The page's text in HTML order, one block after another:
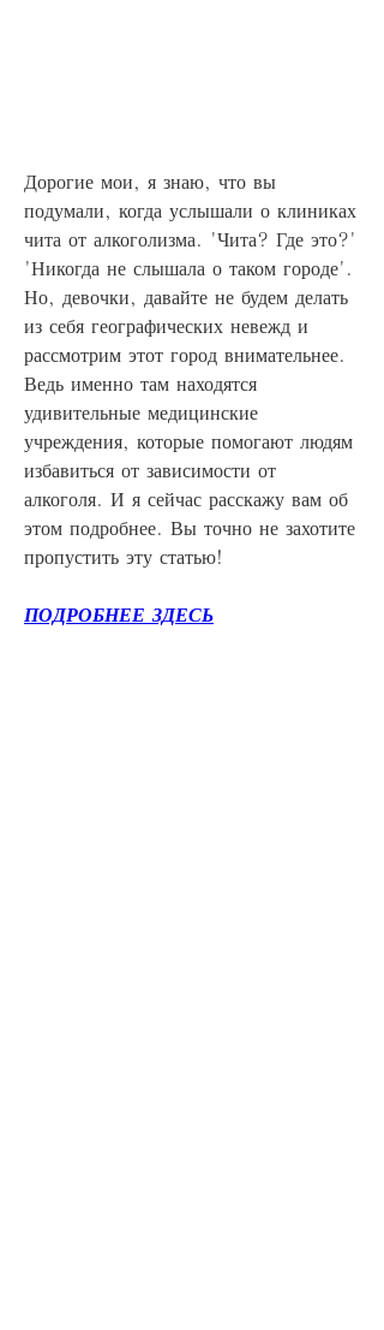
Дорогие мои, я знаю, что вы
подумали, когда услышали о клиниках
чита от алкоголизма. 'Чита? Где это?'
'Никогда не слышала о таком городе'.
Но, девочки, давайте не будем делать
из себя географических невежд и
рассмотрим этот город внимательнее.
Ведь именно там находятся
удивительные медицинские
учреждения, которые помогают людям
избавиться от зависимости от
алкоголя. И я сейчас расскажу вам об
этом подробнее. Вы точно не захотите
пропустить эту статью!
ПОДРОБНЕЕ ЗДЕСЬ